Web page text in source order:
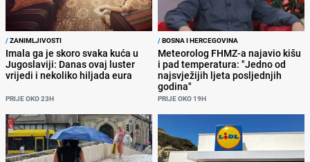
/ZANIMLJIVOSTI
Imala ga je skoro svaka kuća u
Jugoslaviji: Danas ovaj luster
vrijedi i nekoliko hiljada eura
PRIJE OKO 23H
/BOSNA I HERCEGOVINA
Meteorolog FHMZ-a najavio kišu
i pad temperatura: "Jedno od
najsvježijih ljeta posljednjih
godina"
PRIJE OKO 19H